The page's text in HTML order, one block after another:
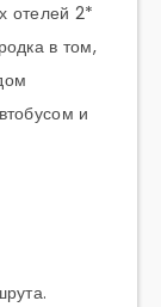
отелей 2*
в том,
и